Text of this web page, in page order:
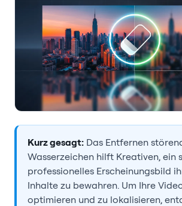
Kurz gesagt:Das Entfernen
Wasserzeichen hilft Kreativen, ein
professionelles Erscheinungsbild
Inhalte zu bewahren. Um Ihre
optimieren und zu lokalisieren,